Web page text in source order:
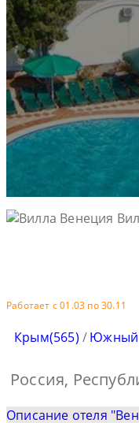
Работает с 01.03 по 30.11
Крым(565) /Южный
Россия,
Описание отеля